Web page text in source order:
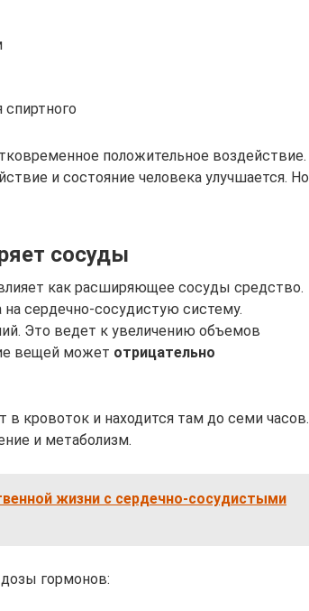
спиртного
положительное воздействие.
и состояние человека улучшается. Но
сосуды
как расширяющее сосуды средство.
на сердечно-сосудистую систему.
Это ведет к увеличению объемов
вещей может отрицательно
кровоток и находится там до семи часов.
и метаболизм.
жизни с сердечно-сосудистыми
гормонов: